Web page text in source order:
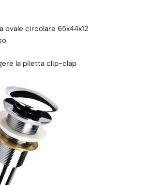
ovale circolare 65x44x12
la piletta clip-clap